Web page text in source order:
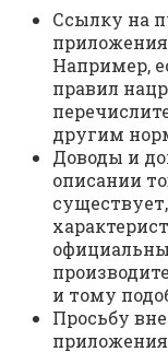
Ссылку на
Например,
правил
другим
Доводы и
описании
и тому
Просьбу